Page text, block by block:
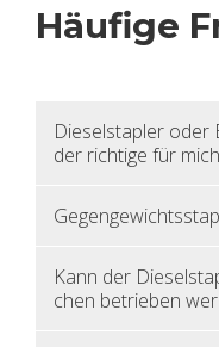
Häu­fi­ge
Die­sel­stap­ler oder
der rich­ti­ge für
Kann der
chen be­trie­ben